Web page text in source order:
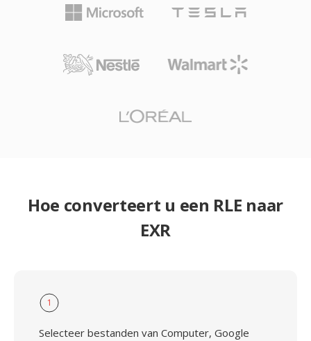
Hoe converteert u een RLE naar
EXR
1
Selecteer bestanden van Computer, Google